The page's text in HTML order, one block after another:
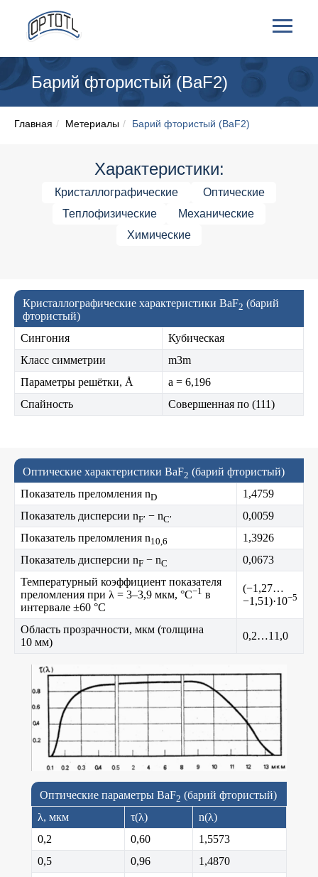
Барий фтористый (BaF2)
Главная / Метериалы / Барий фтористый (BaF2)
Характеристики:
Кристаллографические
Оптические
Теплофизические
Механические
Химические
Кристаллографические характеристики BaF2 (барий
фтористый)
Сингония
Кубическая
Класс симметрии
m3m
Параметры решётки, Å
a = 6,196
Спайность
Совершенная по (111)
Оптические характеристики BaF2 (барий фтористый)
Показатель преломления nD
1,4759
Показатель дисперсии nF′ − nC′
0,0059
Показатель преломления n10,6
1,3926
Показатель дисперсии nF − nC
0,0673
Температурный коэффициент показателя
преломления при λ = 3–3,9 мкм, °C−1 в
интервале ±60 °C
(−1,27…
−1,51)·10−5
Область прозрачности, мкм (толщина
10 мм)
0,2…11,0
Оптические параметры BaF2 (барий фтористый)
λ, мкм
τ(λ)
n(λ)
0,2
0,60
1,5573
0,5
0,96
1,4870